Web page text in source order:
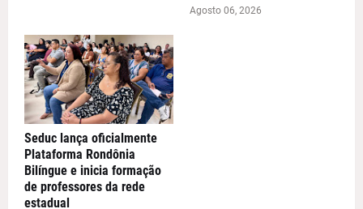
Agosto 06, 2026
Seduc lança oficialmente
Plataforma Rondônia
Bilíngue e inicia formação
de professores da rede
estadual